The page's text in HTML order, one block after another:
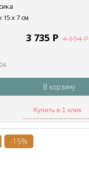
15 х 7 см
3 735 Р 4 394Р
В корзину
Купить в 1 клик
-15%